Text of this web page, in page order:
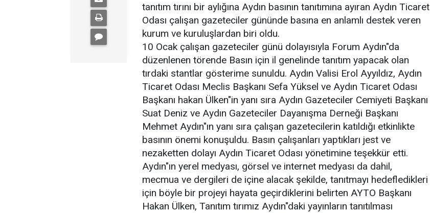
tanıtım tırını bir aylığına Aydın basının tanıtımına ayıran Aydın Ticaret
Odası çalışan gazeteciler gününde basına en anlamlı destek veren
kurum ve kuruluşlardan biri oldu.
10 Ocak çalışan gazeteciler günü dolayısıyla Forum Aydın"da
düzenlenen törende Basın için il genelinde tanıtım yapacak olan
tırdaki stantlar gösterime sunuldu. Aydın Valisi Erol Ayyıldız, Aydın
Ticaret Odası Meclis Başkanı Sefa Yüksel ve Aydın Ticaret Odası
Başkanı hakan Ülken"in yanı sıra Aydın Gazeteciler Cemiyeti Başkanı
Suat Deniz ve Aydın Gazeteciler Dayanışma Derneği Başkanı
Mehmet Aydın"ın yanı sıra çalışan gazetecilerin katıldığı etkinlikte
basının önemi konuşuldu. Basın çalışanları yaptıkları jest ve
nezaketten dolayı Aydın Ticaret Odası yönetimine teşekkür etti.
Aydın"ın yerel medyası, görsel ve internet medyası da dahil,
mecmua ve dergileri de içine alacak şekilde, tanıtmayı hedefledikleri
için böyle bir projeyi hayata geçirdiklerini belirten AYTO Başkanı
Hakan Ülken, Tanıtım tırımız Aydın"daki yayınların tanıtılması